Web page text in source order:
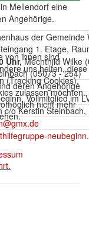
Mellendorf eine
Angehörige.
der Gemeinde
1. Etage,
Uhr,Mechthild Wilke
(05073 - 254)
deren Angehörige
Vollmitglied im
c/o Kerstin
von ihnen sind
uns helfen, diese
(Tracking Cookies).
zulassen möchten.
nicht mehr